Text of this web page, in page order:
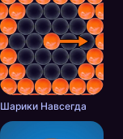
Шарики Навсегда